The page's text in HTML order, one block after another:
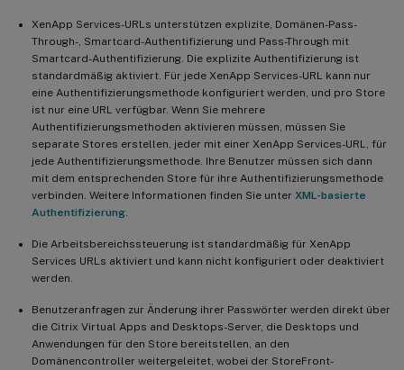
XenApp Services-URLs unterstützen explizite, Domänen-Pass-
Through-, Smartcard-Authentifizierung und Pass-Through mit
Smartcard-Authentifizierung. Die explizite Authentifizierung ist
standardmäßig aktiviert. Für jede XenApp Services-URL kann nur
eine Authentifizierungsmethode konfiguriert werden, und pro Store
ist nur eine URL verfügbar. Wenn Sie mehrere
Authentifizierungsmethoden aktivieren müssen, müssen Sie
separate Stores erstellen, jeder mit einer XenApp Services-URL, für
jede Authentifizierungsmethode. Ihre Benutzer müssen sich dann
mit dem entsprechenden Store für ihre Authentifizierungsmethode
verbinden. Weitere Informationen finden Sie unter XML-basierte
Authentifizierung
Die Arbeitsbereichssteuerung ist standardmäßig für XenApp
Services URLs aktiviert und kann nicht konfiguriert oder deaktiviert
werden.
Benutzeranfragen zur Änderung ihrer Passwörter werden direkt über
die Citrix Virtual Apps and Desktops-Server, die Desktops und
Anwendungen für den Store bereitstellen, an den
Domänencontroller weitergeleitet, wobei der StoreFront-